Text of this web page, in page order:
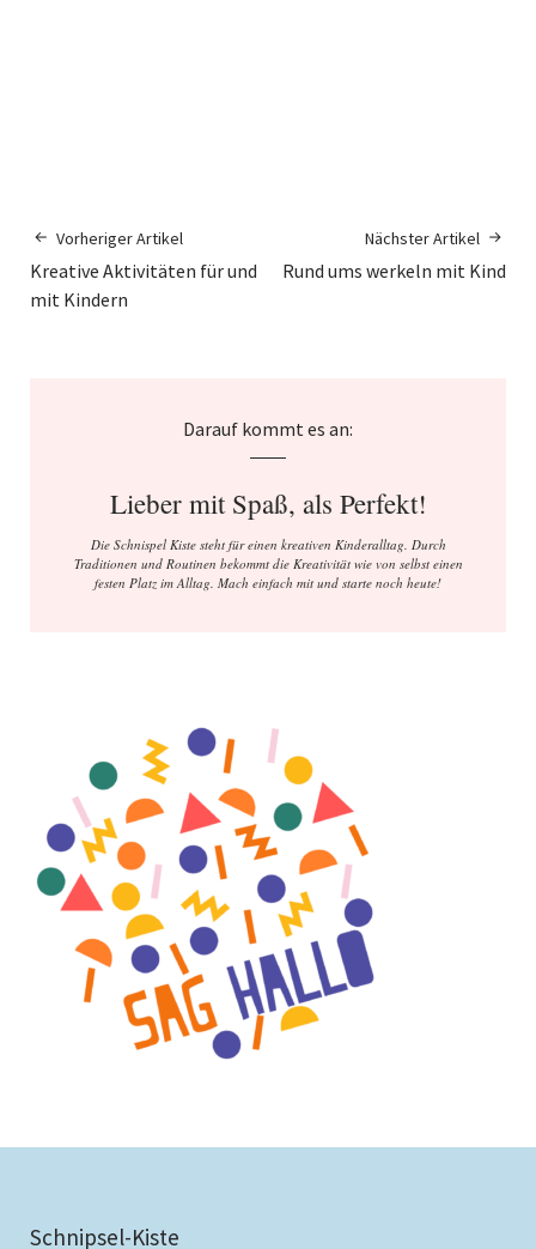
Vorheriger Artikel
Kreative Aktivitäten für und
mit Kindern
Nächster Artikel
Rund ums werkeln mit Kind
Darauf kommt es an:
Lieber mit Spaß, als Perfekt!
Die Schnispel Kiste steht für einen kreativen Kinderalltag. Durch
Traditionen und Routinen bekommt die Kreativität wie von selbst einen
festen Platz im Alltag. Mach einfach mit und starte noch heute!
Schnipsel-Kiste